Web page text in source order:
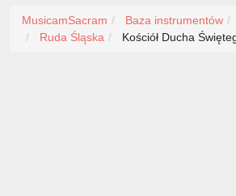
MusicamSacram Baza instrumentów
Ruda Śląska
Kościół Ducha